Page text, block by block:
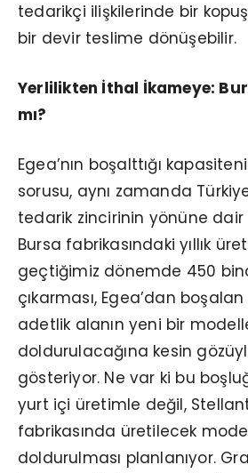
tedarikçi ilişkilerinde bir
bir devir teslime dönüşebilir.
Yerlilikten İthal İkameye:
mı?
Egea’nın boşalttığı
sorusu, aynı zamanda
tedarik zincirinin yönüne dair
Bursa fabrikasındaki yıllık
geçtiğimiz dönemde 450
çıkarması, Egea’dan
adetlik alanın yeni bir
doldurulacağına kesin gözüyle
gösteriyor. Ne var ki bu
yurt içi üretimle değil,
fabrikasında üretilecek
doldurulması planlanıyor.